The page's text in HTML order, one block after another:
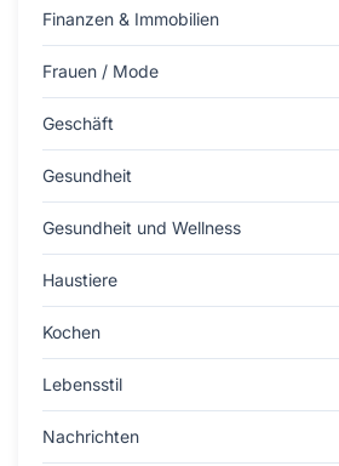
Finanzen & Immobilien
Frauen / Mode
Geschäft
Gesundheit
Gesundheit und Wellness
Haustiere
Kochen
Lebensstil
Nachrichten